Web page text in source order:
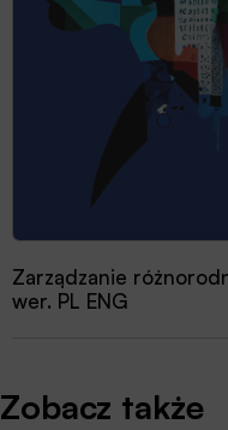
Zarządzanie
wer. PL ENG
Zobacz także